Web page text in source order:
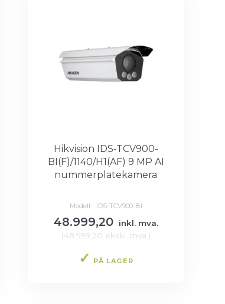
Hikvision IDS-TCV900-
BI(F)/1140/H1(AF) 9 MP AI
nummerplatekamera
Modell: IDS-TCV900-BI
48.999,20
inkl. mva.
(48.999,20 ekskl. mva.)
PÅ LAGER